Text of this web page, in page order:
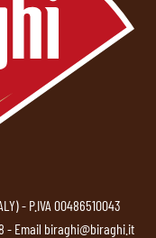
- P.IVA 00486510043
- Email biraghi@biraghi.it